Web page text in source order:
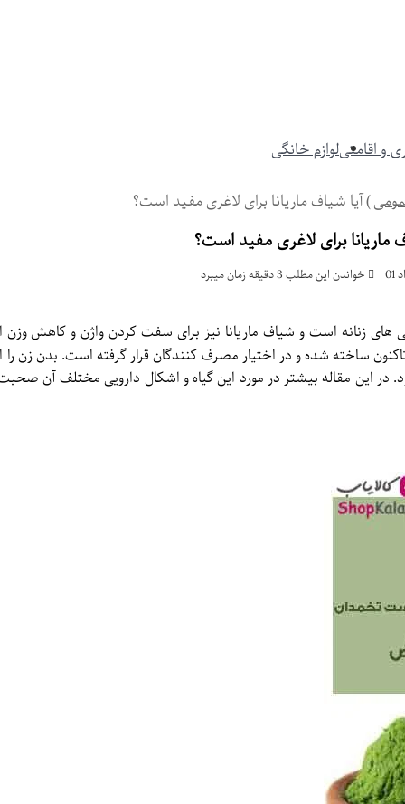
و اقامتیلوازم خانگی
)آیا شیاف ماریانا برای لاغری مفید است؟
ماریانا برای لاغری مفید است؟
خواندن این مطلب 3 دقیقه زمان میبرد
های زنانه است و شیاف ماریانا نیز برای سفت کردن واژن و کاهش
ساخته شده و در اختیار مصرف کنندگان قرار گرفته است. بدن زن
این مقاله بیشتر در مورد این گیاه و اشکال دارویی مختلف آن